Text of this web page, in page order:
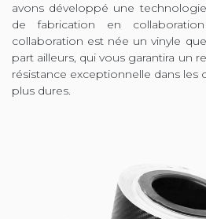
avons développé une
de fabrication en
collaboration est née un vinyle
part ailleurs, qui vous garantira un
résistance exceptionnelle dans les
plus dures.